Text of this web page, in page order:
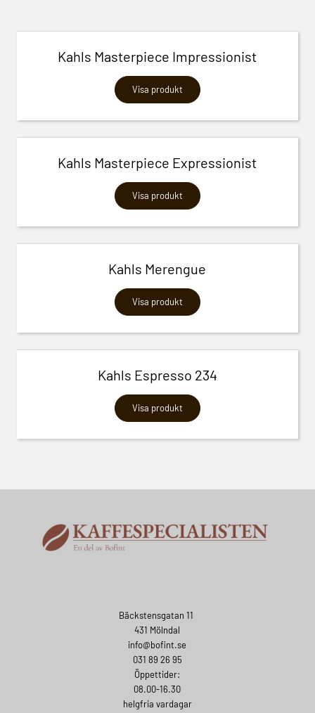
Kahls Masterpiece Impressionist
Visa produkt
Kahls Masterpiece Expressionist
Visa produkt
Kahls Merengue
Visa produkt
Kahls Espresso 234
Visa produkt
Bäckstensgatan 11
431 Mölndal
info@bofint.se
031 89 26 95
Öppettider:
08.00-16.30
helgfria vardagar